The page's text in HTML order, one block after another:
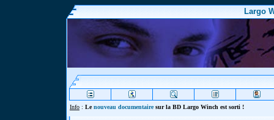
Largo
Info : Lenouveau documentairesur la BD Largo Winch est sorti !